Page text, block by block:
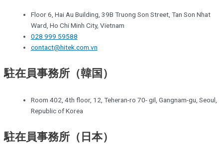
Floor 6, Hai Au Building, 39B Truong Son Street, Tan Son Nhat
Ward, Ho Chi Minh City, Vietnam
028 999 59588
contact@hitek.com.vn
駐在員事務所（韓国）
Room 402, 4th floor, 12, Teheran-ro 70- gil, Gangnam-gu, Seoul,
Republic of Korea
駐在員事務所（日本）